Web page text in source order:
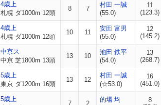
4歳上
札幌 ダ1000m 12頭
8 7
村田 一誠
(55.0)
11
(123.3)
4歳上
札幌 ダ1000m 12頭
10 11
安田 富男
(55.0)
12
(145.2)
中京ス
中京 芝1800m 13頭
13 10
池田 鉄平
(54.0)
13
(268.7)
5歳上
東京 ダ1200m 16頭
13 12
村田 一誠
(☆53.0)
16
(451.0)
5歳上
7 2
的場 均
8